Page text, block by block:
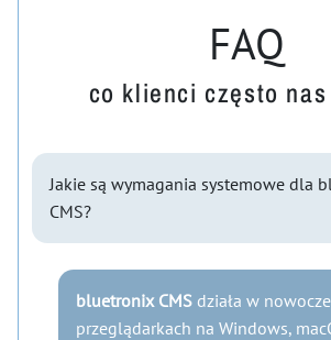
FAQ
co klienci często
Jakie są wymagania systemowe dla
CMS?
bluetronix CMS działa w
przeglądarkach na Windows,